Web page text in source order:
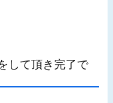
して頂き完了で